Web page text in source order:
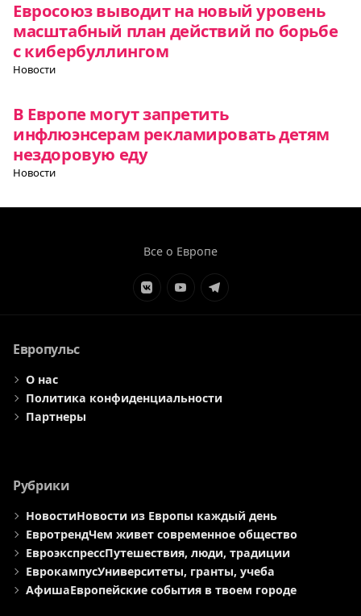
Евросоюз выводит на новый уровень
масштабный план действий по борьбе
с кибербуллингом
Новости
В Европе могут запретить
инфлюэнсерам рекламировать детям
нездоровую еду
Новости
Все о Европе
ЭлементЭлементЭлемент
Европульс
О нас
Политика конфиденциальности
Партнеры
Рубрики
НовостиНовости из Европы каждый день
ЕвротрендЧем живет современное общество
ЕвроэкспрессПутешествия, люди, традиции
ЕврокампусУниверситеты, гранты, учеба
АфишаЕвропейские события в твоем городе